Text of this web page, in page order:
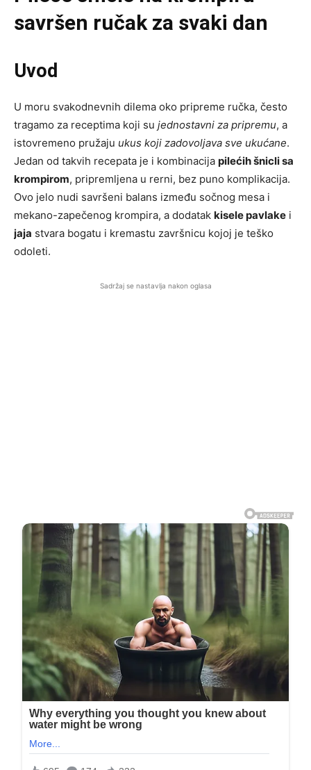
savršen ručak za svaki dan
Uvod
U moru svakodnevnih dilema oko pripreme ručka, često
tragamo za receptima koji su jednostavni za pripremu, a
istovremeno pružaju ukus koji zadovoljava sve ukućane.
Jedan od takvih recepata je i kombinacija pilećih šnicli sa
krompirom, pripremljena u rerni, bez puno komplikacija.
Ovo jelo nudi savršeni balans između sočnog mesa i
mekano-zapečenog krompira, a dodatak kisele pavlake i
jaja stvara bogatu i kremastu završnicu kojoj je teško
odoleti.
Sadržaj se nastavlja nakon oglasa